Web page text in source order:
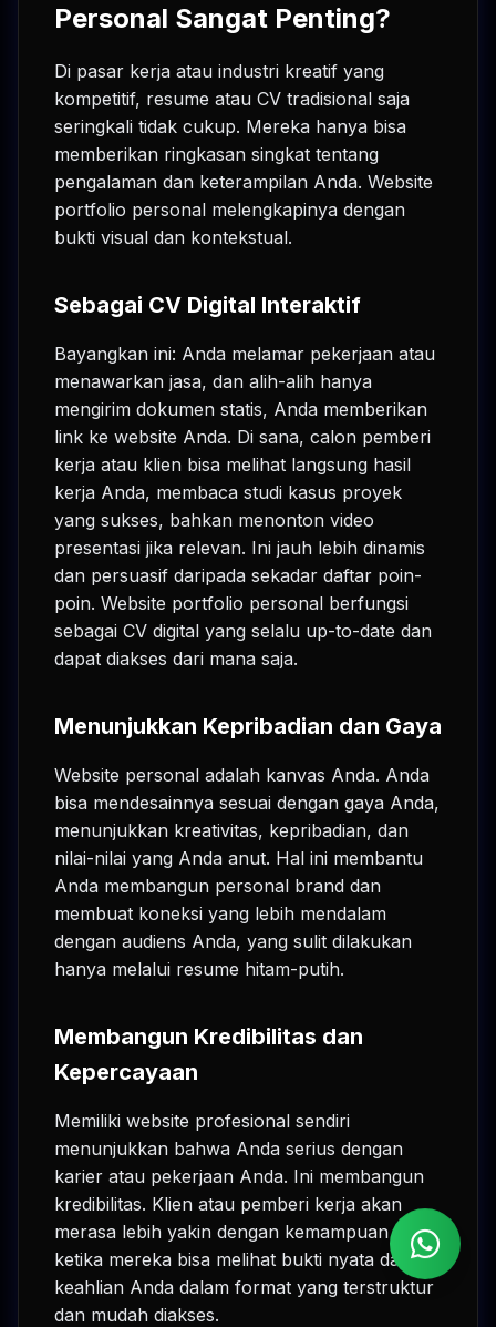
Personal Sangat Penting?
Di pasar kerja atau industri kreatif yang
kompetitif, resume atau CV tradisional saja
seringkali tidak cukup. Mereka hanya bisa
memberikan ringkasan singkat tentang
pengalaman dan keterampilan Anda. Website
portfolio personal melengkapinya dengan
bukti visual dan kontekstual.
Sebagai CV Digital Interaktif
Bayangkan ini: Anda melamar pekerjaan atau
menawarkan jasa, dan alih-alih hanya
mengirim dokumen statis, Anda memberikan
link ke website Anda. Di sana, calon pemberi
kerja atau klien bisa melihat langsung hasil
kerja Anda, membaca studi kasus proyek
yang sukses, bahkan menonton video
presentasi jika relevan. Ini jauh lebih dinamis
dan persuasif daripada sekadar daftar poin-
poin. Website portfolio personal berfungsi
sebagai CV digital yang selalu up-to-date dan
dapat diakses dari mana saja.
Menunjukkan Kepribadian dan Gaya
Website personal adalah kanvas Anda. Anda
bisa mendesainnya sesuai dengan gaya Anda,
menunjukkan kreativitas, kepribadian, dan
nilai-nilai yang Anda anut. Hal ini membantu
Anda membangun personal brand dan
membuat koneksi yang lebih mendalam
dengan audiens Anda, yang sulit dilakukan
hanya melalui resume hitam-putih.
Membangun Kredibilitas dan
Kepercayaan
Memiliki website profesional sendiri
menunjukkan bahwa Anda serius dengan
karier atau pekerjaan Anda. Ini membangun
kredibilitas. Klien atau pemberi kerja akan
merasa lebih yakin dengan kemampuan Anda
ketika mereka bisa melihat bukti nyata dari
keahlian Anda dalam format yang terstruktur
dan mudah diakses.